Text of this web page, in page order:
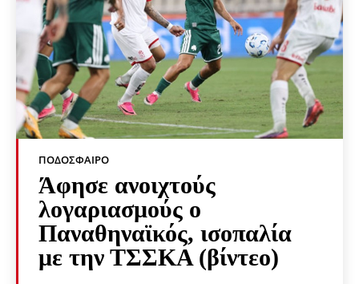
ΠΟΔΌΣΦΑΙΡΟ
Άφησε ανοιχτούς
λογαριασμούς ο
Παναθηναϊκός, ισοπαλία
με την ΤΣΣΚΑ (βίντεο)